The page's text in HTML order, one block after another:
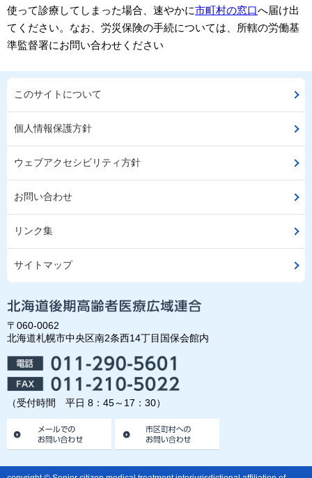
使って診療してしまった場合、速やかに市町村の窓口へ届け出
てください。なお、労災保険の手続については、所轄の労働基
準監督署にお問い合わせください
このサイトについて
個人情報保護方針
ウェブアクセシビリティ方針
お問い合わせ
リンク集
サイトマップ
〒060-0062
北海道札幌市中央区南2条西14丁目国保会館内
（受付時間 平日 8：45～17：30）